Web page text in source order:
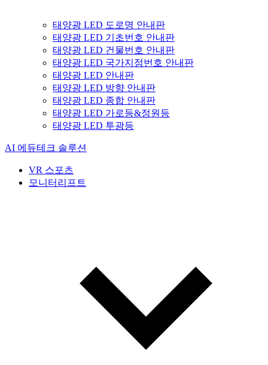
태양광 LED 도로명 안내판
태양광 LED 기초번호 안내판
태양광 LED 건물번호 안내판
태양광 LED 국가지점번호 안내판
태양광 LED 안내판
태양광 LED 방향 안내판
태양광 LED 종합 안내판
태양광 LED 가로등&정원등
태양광 LED 투광등
AI 에듀테크 솔루션
VR 스포츠
모니터리프트